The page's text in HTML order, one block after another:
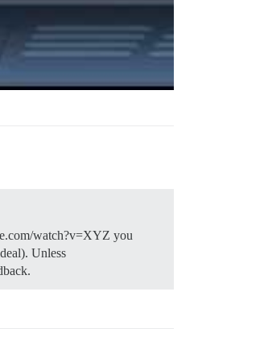
watch?v=XYZ you
Unless